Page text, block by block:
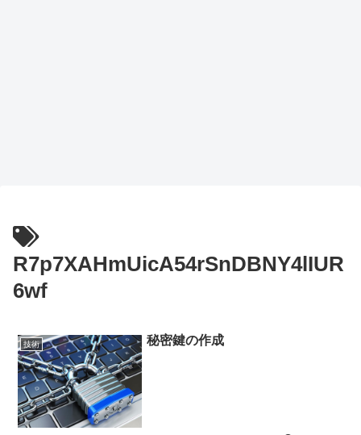
R7p7XAHmUicA54rSnDBNY4lIUR
6wf
技術 秘密鍵の作成